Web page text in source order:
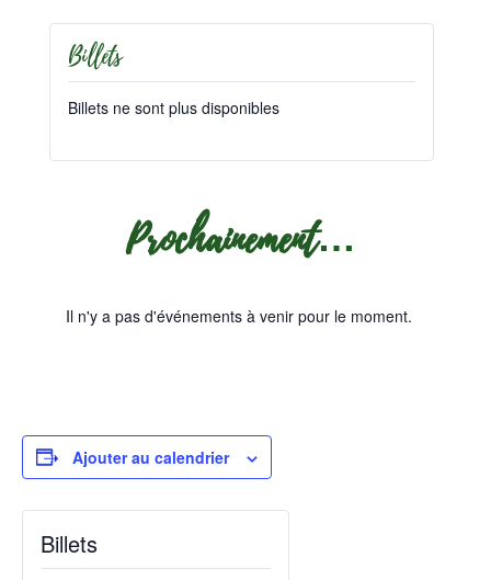
Billets
Billets ne sont plus disponibles
Prochainement…
Il n'y a pas d'événements à venir pour le moment.
Ajouter au calendrier
Billets